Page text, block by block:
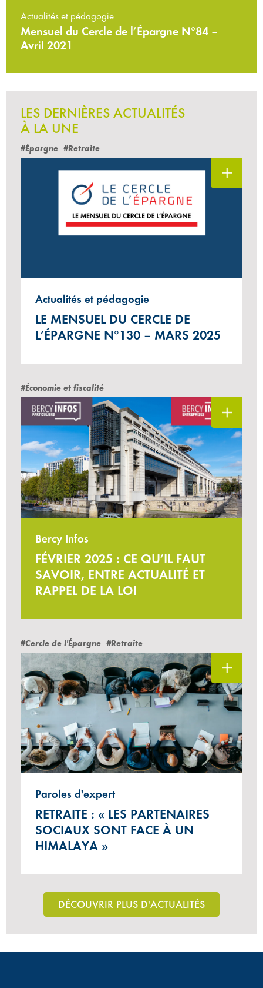
Actualités et pédagogie
Mensuel du Cercle de l’Épargne N°84 –
Avril 2021
LES DERNIÈRES ACTUALITÉS
À LA UNE
#Épargne #Retraite
Actualités et pédagogie
LE MENSUEL DU CERCLE DE
L’ÉPARGNE N°130 – MARS 2025
#Économie et fiscalité
Bercy Infos
FÉVRIER 2025 : CE QU’IL FAUT
SAVOIR, ENTRE ACTUALITÉ ET
RAPPEL DE LA LOI
#Cercle de l'Épargne #Retraite
Paroles d'expert
RETRAITE : « LES PARTENAIRES
SOCIAUX SONT FACE À UN
HIMALAYA »
DÉCOUVRIR PLUS D'ACTUALITÉS